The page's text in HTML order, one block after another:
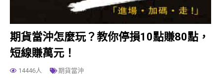
期貨當沖怎麼玩？教你停損10點賺80點，
短線賺萬元！
14446人 期貨當沖